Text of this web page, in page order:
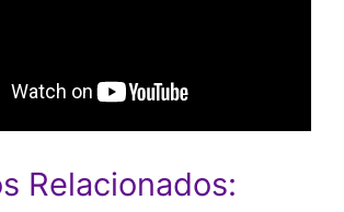
Relacionados: